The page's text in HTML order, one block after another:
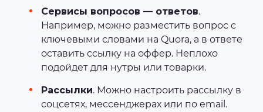
Сервисы вопросов — ответов.
Например, можно разместить вопрос с
ключевыми словами на Quora, а в ответе
оставить ссылку на оффер. Неплохо
подойдет для нутры или товарки.
Рассылки. Можно настроить рассылку в
соцсетях, мессенджерах или по email.